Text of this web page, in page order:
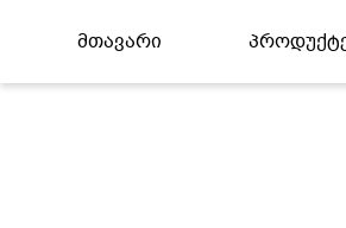
Მთავარი